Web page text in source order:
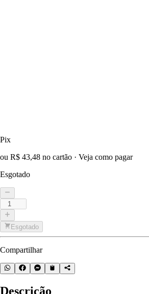
Pix
ou R$ 43,48 no cartão · Veja como pagar
Esgotado
Esgotado
Compartilhar
Descrição